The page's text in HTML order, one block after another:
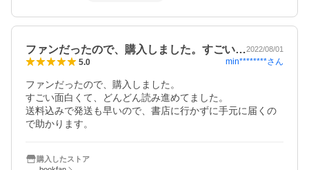
ファンだったので、購入しました。すごい…2022/08/01
5.0 min********さん
ファンだったので、購入しました。
すごい面白くて、どんどん読み進めてました。
送料込みで発送も早いので、書店に行かずに手元に届くの
で助かります。
購入したストア